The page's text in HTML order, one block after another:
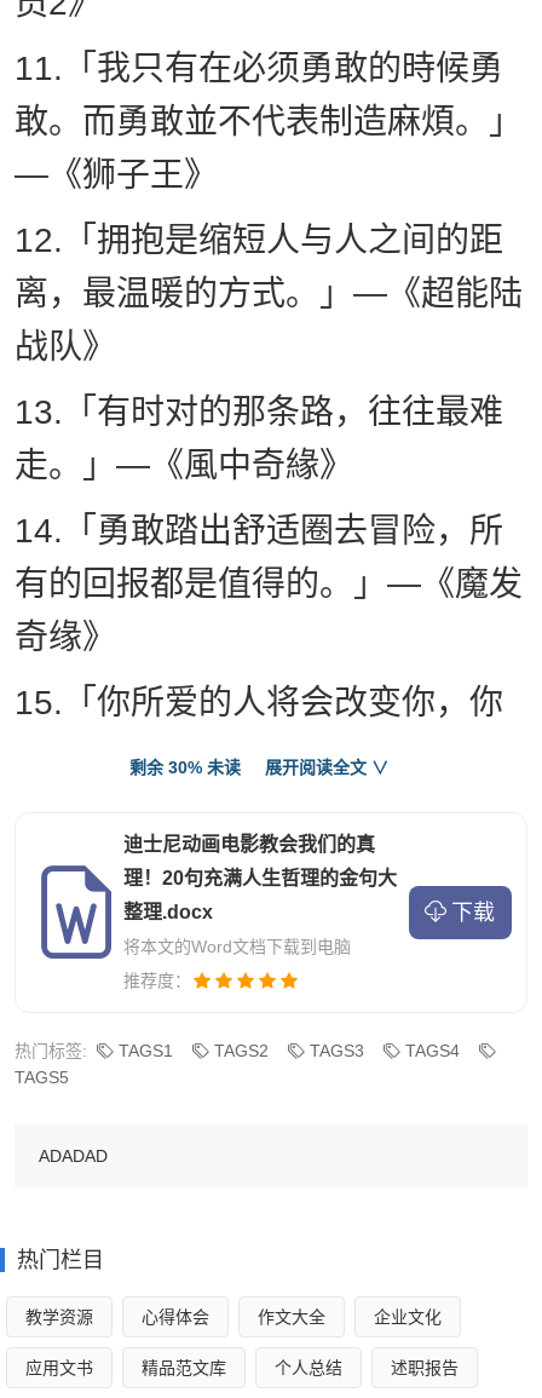
11.「我只有在必须勇敢的時候勇
敢。而勇敢並不代表制造麻煩。」
—《狮子王》
12.「拥抱是缩短人与人之间的距
离，最温暖的方式。」—《超能陆
战队》
13.「有时对的那条路，往往最难
走。」—《風中奇緣》
14.「勇敢踏出舒适圈去冒险，所
有的回报都是值得的。」—《魔发
奇缘》
15.「你所爱的人将会改变你，你
所学的东西将会指引你。」—《海
16.「让你跌倒的事情，常常也是
让你重新翻身的事。」—《小飛
17.「真正的死亡，是世界上沒有
會》
同。」—《怪獸大學》
19.「真正的美，源自內心而非外
表。」—《美女与野獸》
剩余 30% 未读 展开阅读全文 ∨
迪士尼动画电影教会我们的真
理！20句充满人生哲理的金句大
整理.docx
将本文的Word文档下载到电脑
推荐度：
下载
热门标签: TAGS1 TAGS2 TAGS3
TAGS4
TAGS5
ADADAD
热门栏目
教学资源 心得体会 作文大全 企业文化
应用文书 精品范文库 个人总结 述职报告